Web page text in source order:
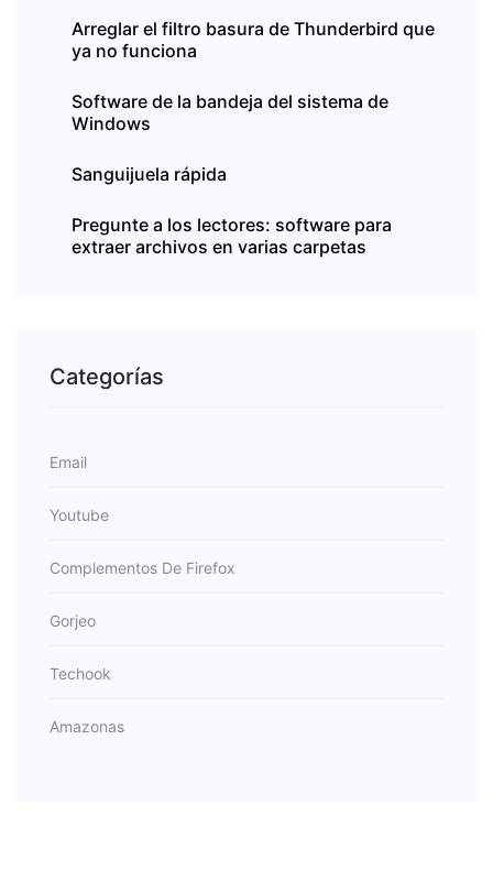
Arreglar el filtro basura de Thunderbird que
ya no funciona
Software de la bandeja del sistema de
Windows
Sanguijuela rápida
Pregunte a los lectores: software para
extraer archivos en varias carpetas
Categorías
Email
Youtube
Complementos De Firefox
Gorjeo
Techook
Amazonas